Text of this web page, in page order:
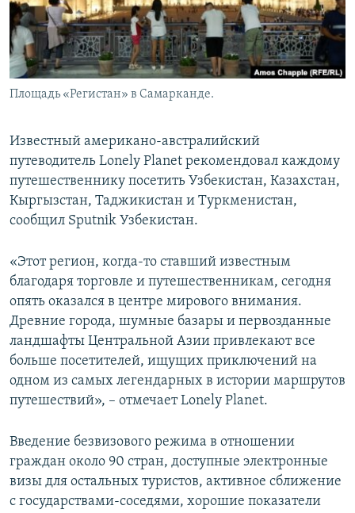
Площадь «Регистан» в Самарканде.
Известный американо-австралийский
путеводитель Lonely Planet рекомендовал каждому
путешественнику посетить Узбекистан, Казахстан,
Кыргызстан, Таджикистан и Туркменистан,
сообщил Sputnik Узбекистан.
«Этот регион, когда-то ставший известным
благодаря торговле и путешественникам, сегодня
опять оказался в центре мирового внимания.
Древние города, шумные базары и первозданные
ландшафты Центральной Азии привлекают все
больше посетителей, ищущих приключений на
одном из самых легендарных в истории маршрутов
путешествий», – отмечает Lonely Planet.
Введение безвизового режима в отношении
граждан около 90 стран, доступные электронные
визы для остальных туристов, активное сближение
с государствами-соседями, хорошие показатели